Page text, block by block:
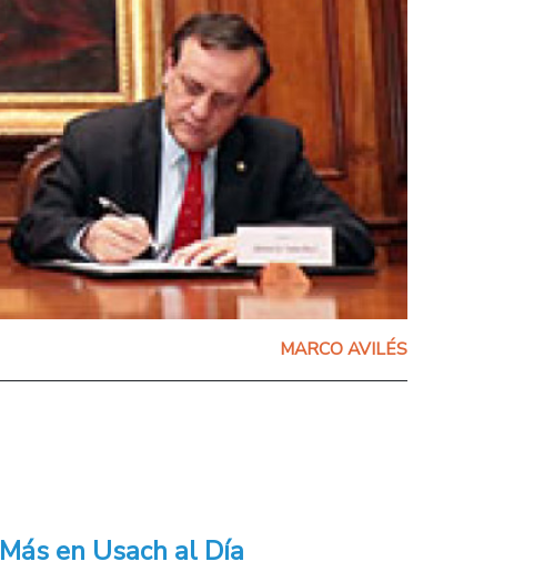
MARCO AVILÉS
Más en Usach al Día